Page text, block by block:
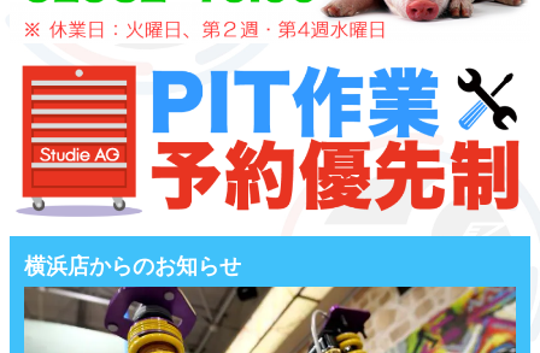
横浜店からのお知らせ